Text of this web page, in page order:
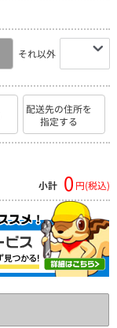
それ以外
配送先の住所を
指定する
小計 0 円(税込)